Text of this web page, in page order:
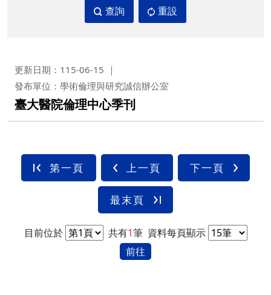
查詢 重設
更新日期：115-06-15
發布單位：學術倫理與研究誠信辦公室
臺大醫院倫理中心季刊
第一頁 上一頁 下一頁
最末頁
目前位於 共有1筆 資料每頁顯示
前往